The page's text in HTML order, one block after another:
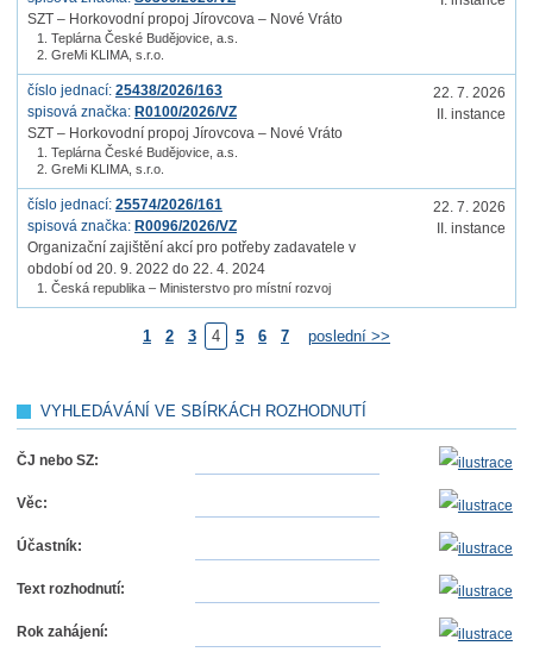
SZT – Horkovodní propoj Jírovcova – Nové Vráto
Teplárna České Budějovice, a.s.
GreMi KLIMA, s.r.o.
číslo jednací: 25438/2026/163
spisová značka: R0100/2026/VZ
SZT – Horkovodní propoj Jírovcova – Nové Vráto
Teplárna České Budějovice, a.s.
GreMi KLIMA, s.r.o.
22. 7. 2026
II. instance
číslo jednací: 25574/2026/161
spisová značka: R0096/2026/VZ
Organizační zajištění akcí pro potřeby zadavatele v
období od 20. 9. 2022 do 22. 4. 2024
Česká republika – Ministerstvo pro místní rozvoj
22. 7. 2026
II. instance
1 2 3 4 5 6 7 poslední >>
VYHLEDÁVÁNÍ VE SBÍRKÁCH ROZHODNUTÍ
ČJ nebo SZ:
Věc:
Účastník:
Text rozhodnutí:
Rok zahájení: